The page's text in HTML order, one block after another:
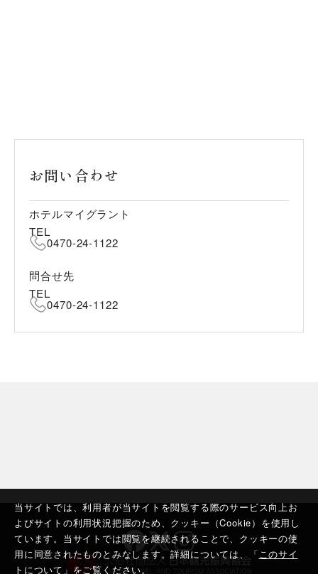
当サイトでは、利用者が当サイトを閲覧する際のサービス向上お
よびサイトの利用状況把握のため、クッキー（Cookie）を使用し
ています。当サイトでは閲覧を継続されることで、クッキーの使
用に同意されたものとみなします。詳細については、「このサイ
トについて 」をご覧ください。
お問い合わせ
ホテルマイグラント
TEL
0470-24-1122
問合せ先
TEL
0470-24-1122